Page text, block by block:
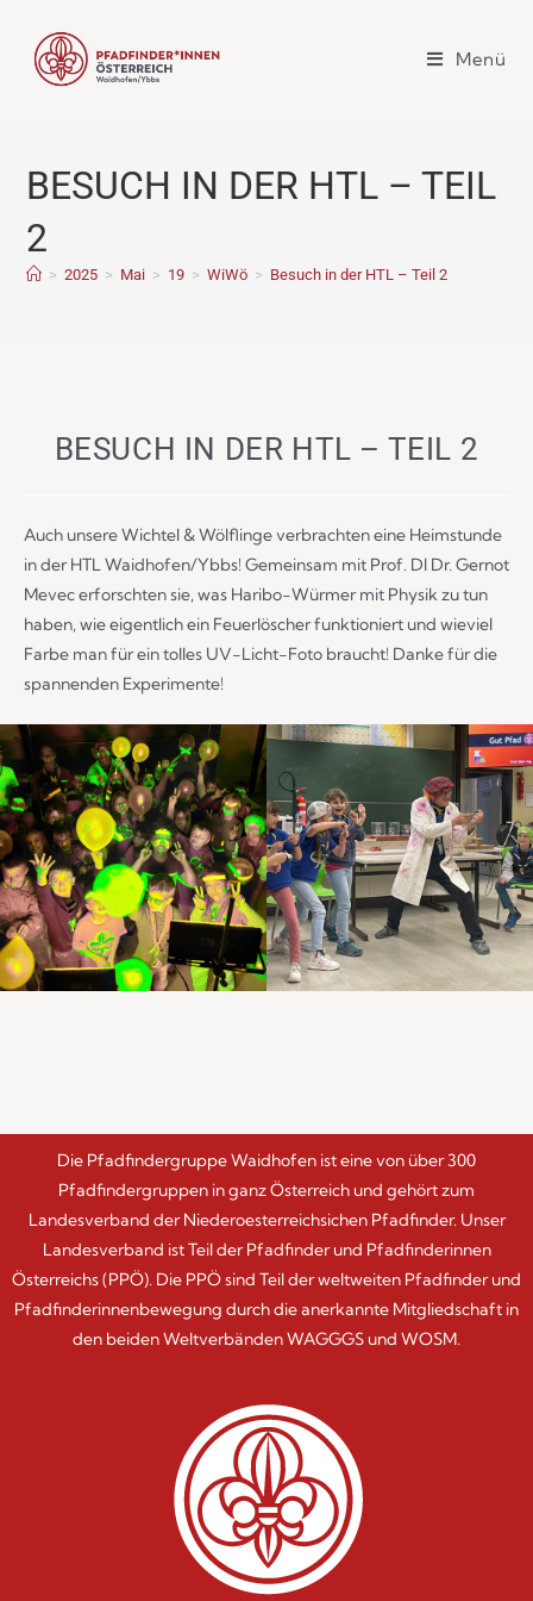
Menü
BESUCH IN DER HTL – TEIL
2
> 2025 > Mai > 19 > WiWö > Besuch in der HTL – Teil 2
BESUCH IN DER HTL – TEIL 2
Auch unsere Wichtel & Wölflinge verbrachten eine Heimstunde
in der HTL Waidhofen/Ybbs! Gemeinsam mit Prof. DI Dr. Gernot
Mevec erforschten sie, was Haribo-Würmer mit Physik zu tun
haben, wie eigentlich ein Feuerlöscher funktioniert und wieviel
Farbe man für ein tolles UV-Licht-Foto braucht! Danke für die
spannenden Experimente!
Die Pfadfindergruppe Waidhofen ist eine von über 300
Pfadfindergruppen in ganz Österreich und gehört zum
Landesverband der Niederoesterreichsichen Pfadfinder. Unser
Landesverband ist Teil der Pfadfinder und Pfadfinderinnen
Österreichs (PPÖ). Die PPÖ sind Teil der weltweiten Pfadfinder und
Pfadfinderinnenbewegung durch die anerkannte Mitgliedschaft in
den beiden Weltverbänden WAGGGS und WOSM.